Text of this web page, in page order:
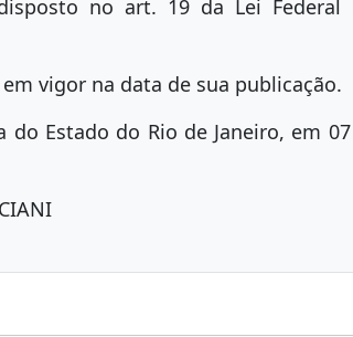
no art. 19 da Lei Federal
vigor na data de sua publicação.
do Estado do Rio de Janeiro, em